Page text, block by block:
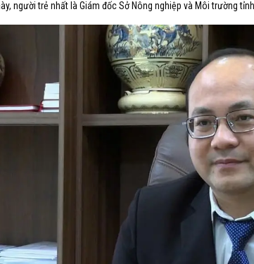
người trẻ nhất là Giám đốc Sở Nông nghiệp và Môi trường